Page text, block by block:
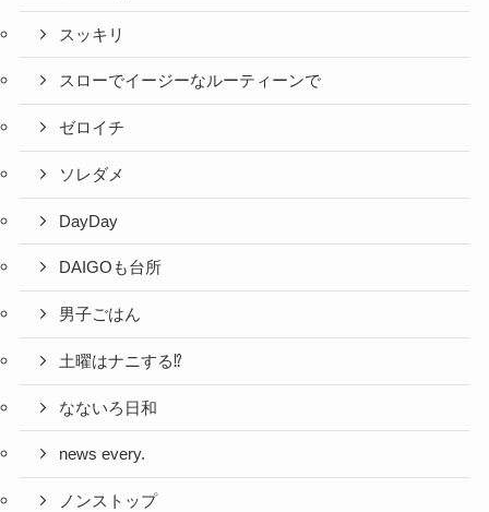
スッキリ
スローでイージーなルーティーンで
ゼロイチ
ソレダメ
DayDay
DAIGOも台所
男子ごはん
土曜はナニする⁉
なないろ日和
news every.
ノンストップ